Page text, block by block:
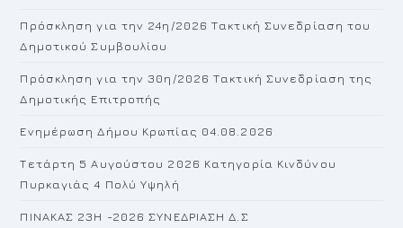
Πρόσκληση για την 24η/2026 Τακτική Συνεδρίαση του
Δημοτικού Συμβουλίου
Πρόσκληση για την 30η/2026 Τακτική Συνεδρίαση της
Δημοτικής Επιτροπής
Ενημέρωση Δήμου Κρωπίας 04.08.2026
Τετάρτη 5 Αυγούστου 2026 Κατηγορία Κινδύνου
Πυρκαγιάς 4 Πολύ Υψηλή
ΠΙΝΑΚΑΣ 23H -2026 ΣΥΝΕΔΡΙΑΣΗ Δ.Σ